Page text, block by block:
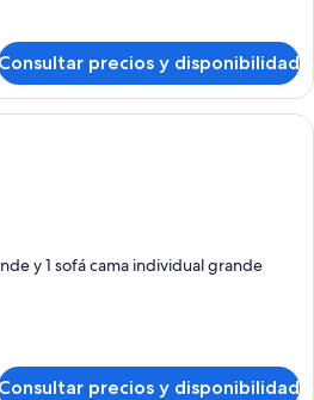
precios y disponibilidad
Una sala de estar moderna con un
y 1 sofá cama individual grande
precios y disponibilidad